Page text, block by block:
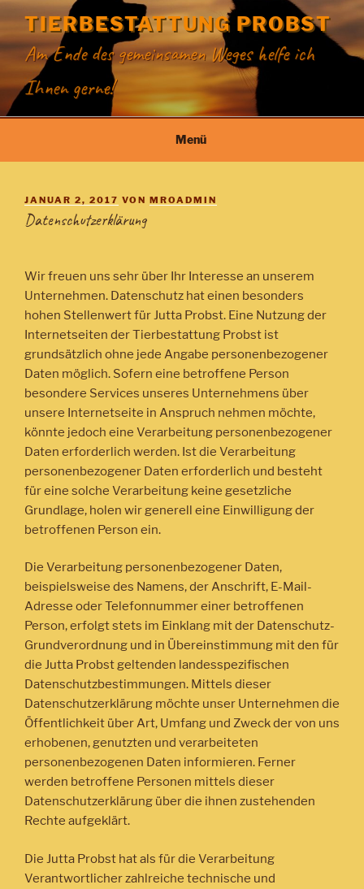
Zum
Inhalt
springen
TIERBESTATTUNG PROBST
Am Ende des gemeinsamen Weges helfe ich
Ihnen gerne!
Menü
VERÖFFENTLICHT
AM
JANUAR 2, 2017 VON MROADMIN
Datenschutzerklärung
Wir freuen uns sehr über Ihr Interesse an unserem
Unternehmen. Datenschutz hat einen besonders
hohen Stellenwert für Jutta Probst. Eine Nutzung der
Internetseiten der Tierbestattung Probst ist
grundsätzlich ohne jede Angabe personenbezogener
Daten möglich. Sofern eine betroffene Person
besondere Services unseres Unternehmens über
unsere Internetseite in Anspruch nehmen möchte,
könnte jedoch eine Verarbeitung personenbezogener
Daten erforderlich werden. Ist die Verarbeitung
personenbezogener Daten erforderlich und besteht
für eine solche Verarbeitung keine gesetzliche
Grundlage, holen wir generell eine Einwilligung der
betroffenen Person ein.
Die Verarbeitung personenbezogener Daten,
beispielsweise des Namens, der Anschrift, E-Mail-
Adresse oder Telefonnummer einer betroffenen
Person, erfolgt stets im Einklang mit der Datenschutz-
Grundverordnung und in Übereinstimmung mit den für
die Jutta Probst geltenden landesspezifischen
Datenschutzbestimmungen. Mittels dieser
Datenschutzerklärung möchte unser Unternehmen die
Öffentlichkeit über Art, Umfang und Zweck der von uns
erhobenen, genutzten und verarbeiteten
personenbezogenen Daten informieren. Ferner
werden betroffene Personen mittels dieser
Datenschutzerklärung über die ihnen zustehenden
Rechte aufgeklärt.
Die Jutta Probst hat als für die Verarbeitung
Verantwortlicher zahlreiche technische und